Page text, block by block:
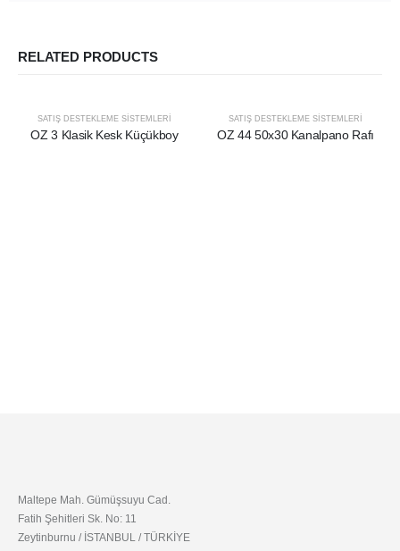
RELATED PRODUCTS
SATIŞ DESTEKLEME SİSTEMLERİ
OZ 3 Klasik Kesk Küçükboy
SATIŞ DESTEKLEME SİSTEMLERİ
OZ 44 50x30 Kanalpano Rafı
Maltepe Mah. Gümüşsuyu Cad.
Fatih Şehitleri Sk. No: 11
Zeytinburnu / İSTANBUL / TÜRKİYE